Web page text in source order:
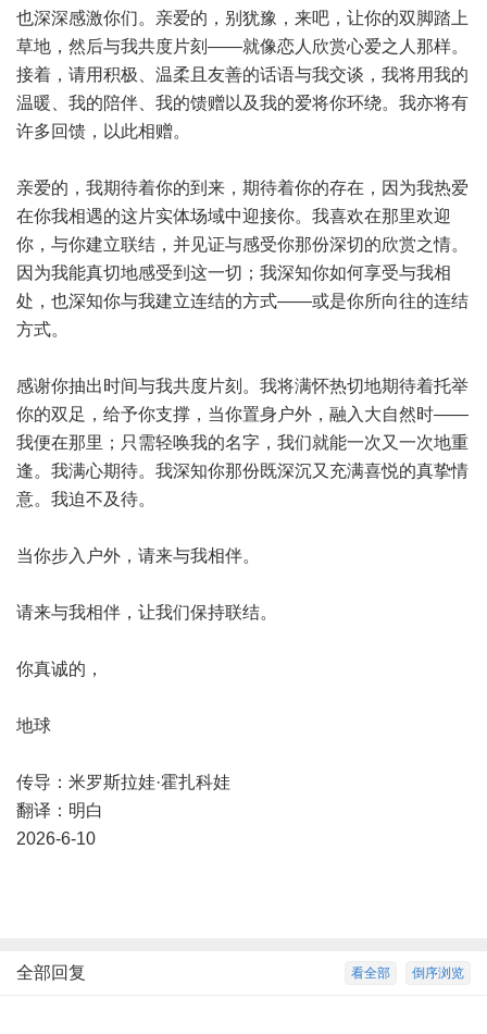
也深深感激你们。亲爱的，别犹豫，来吧，让你的双脚踏上
草地，然后与我共度片刻——就像恋人欣赏心爱之人那样。
接着，请用积极、温柔且友善的话语与我交谈，我将用我的
温暖、我的陪伴、我的馈赠以及我的爱将你环绕。我亦将有
许多回馈，以此相赠。
亲爱的，我期待着你的到来，期待着你的存在，因为我热爱
在你我相遇的这片实体场域中迎接你。我喜欢在那里欢迎
你，与你建立联结，并见证与感受你那份深切的欣赏之情。
因为我能真切地感受到这一切；我深知你如何享受与我相
处，也深知你与我建立连结的方式——或是你所向往的连结
方式。
感谢你抽出时间与我共度片刻。我将满怀热切地期待着托举
你的双足，给予你支撑，当你置身户外，融入大自然时——
我便在那里；只需轻唤我的名字，我们就能一次又一次地重
逢。我满心期待。我深知你那份既深沉又充满喜悦的真挚情
意。我迫不及待。
当你步入户外，请来与我相伴。
请来与我相伴，让我们保持联结。
你真诚的，
地球
传导：米罗斯拉娃·霍扎科娃
翻译：明白
2026-6-10
倒序浏览
看全部
全部回复